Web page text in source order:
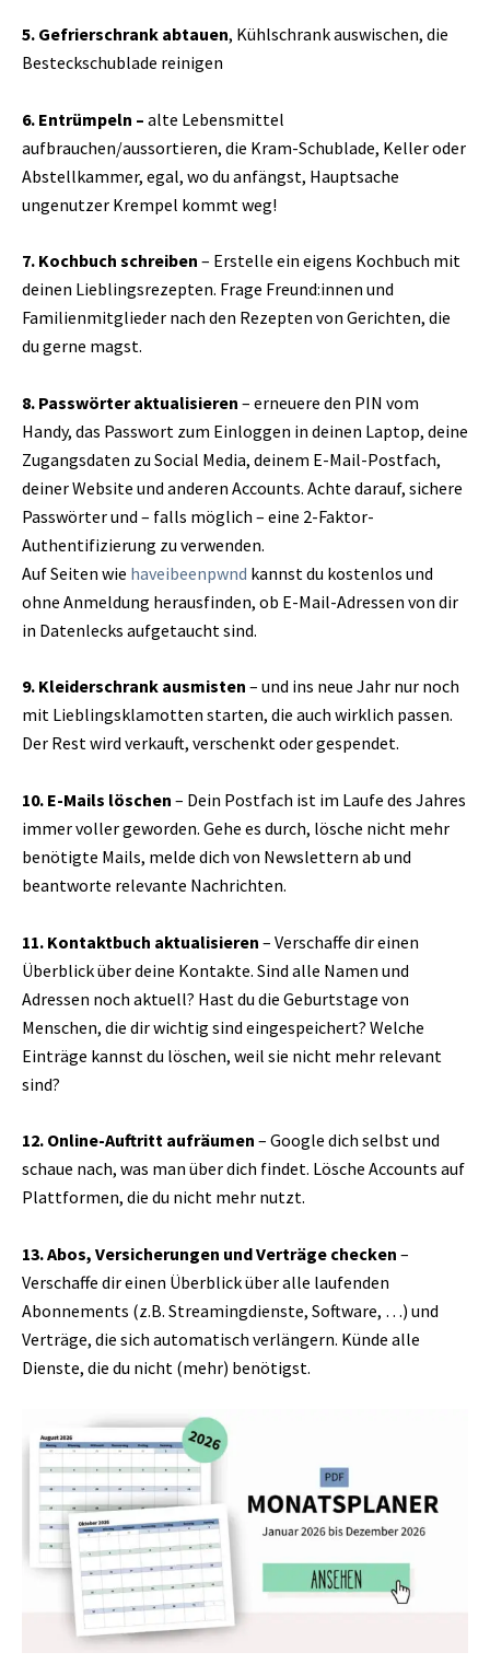
5. Gefrierschrank abtauen, Kühlschrank auswischen, die
Besteckschublade reinigen
6. Entrümpeln – alte Lebensmittel
aufbrauchen/aussortieren, die Kram-Schublade, Keller oder
Abstellkammer, egal, wo du anfängst, Hauptsache
ungenutzer Krempel kommt weg!
7. Kochbuch schreiben – Erstelle ein eigens Kochbuch mit
deinen Lieblingsrezepten. Frage Freund:innen und
Familienmitglieder nach den Rezepten von Gerichten, die
du gerne magst.
8. Passwörter aktualisieren – erneuere den PIN vom
Handy, das Passwort zum Einloggen in deinen Laptop, deine
Zugangsdaten zu Social Media, deinem E-Mail-Postfach,
deiner Website und anderen Accounts. Achte darauf, sichere
Passwörter und – falls möglich – eine 2-Faktor-
Authentifizierung zu verwenden.
Auf Seiten wie haveibeenpwnd kannst du kostenlos und
ohne Anmeldung herausfinden, ob E-Mail-Adressen von dir
in Datenlecks aufgetaucht sind.
9. Kleiderschrank ausmisten – und ins neue Jahr nur noch
mit Lieblingsklamotten starten, die auch wirklich passen.
Der Rest wird verkauft, verschenkt oder gespendet.
10. E-Mails löschen – Dein Postfach ist im Laufe des Jahres
immer voller geworden. Gehe es durch, lösche nicht mehr
benötigte Mails, melde dich von Newslettern ab und
beantworte relevante Nachrichten.
11. Kontaktbuch aktualisieren – Verschaffe dir einen
Überblick über deine Kontakte. Sind alle Namen und
Adressen noch aktuell? Hast du die Geburtstage von
Menschen, die dir wichtig sind eingespeichert? Welche
Einträge kannst du löschen, weil sie nicht mehr relevant
sind?
12. Online-Auftritt aufräumen – Google dich selbst und
schaue nach, was man über dich findet. Lösche Accounts auf
Plattformen, die du nicht mehr nutzt.
13. Abos, Versicherungen und Verträge checken –
Verschaffe dir einen Überblick über alle laufenden
Abonnements (z.B. Streamingdienste, Software, …) und
Verträge, die sich automatisch verlängern. Künde alle
Dienste, die du nicht (mehr) benötigst.